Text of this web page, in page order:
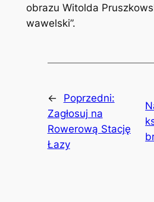
obrazu Witolda
wawelski”.
←
Poprzedni:
Zagłosuj na
Rowerową Stację
Łazy